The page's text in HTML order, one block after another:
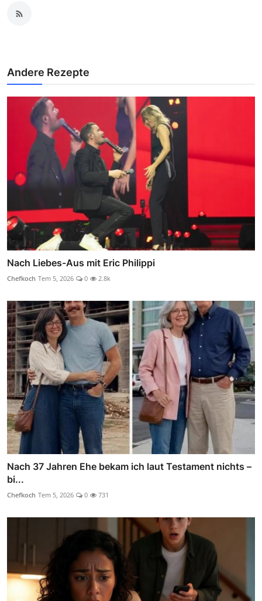
Andere Rezepte
Nach Liebes-Aus mit Eric Philippi
Chefkoch Tem 5, 2026 0 2.8k
Nach 37 Jahren Ehe bekam ich laut Testament nichts –
bi...
Chefkoch Tem 5, 2026 0 731